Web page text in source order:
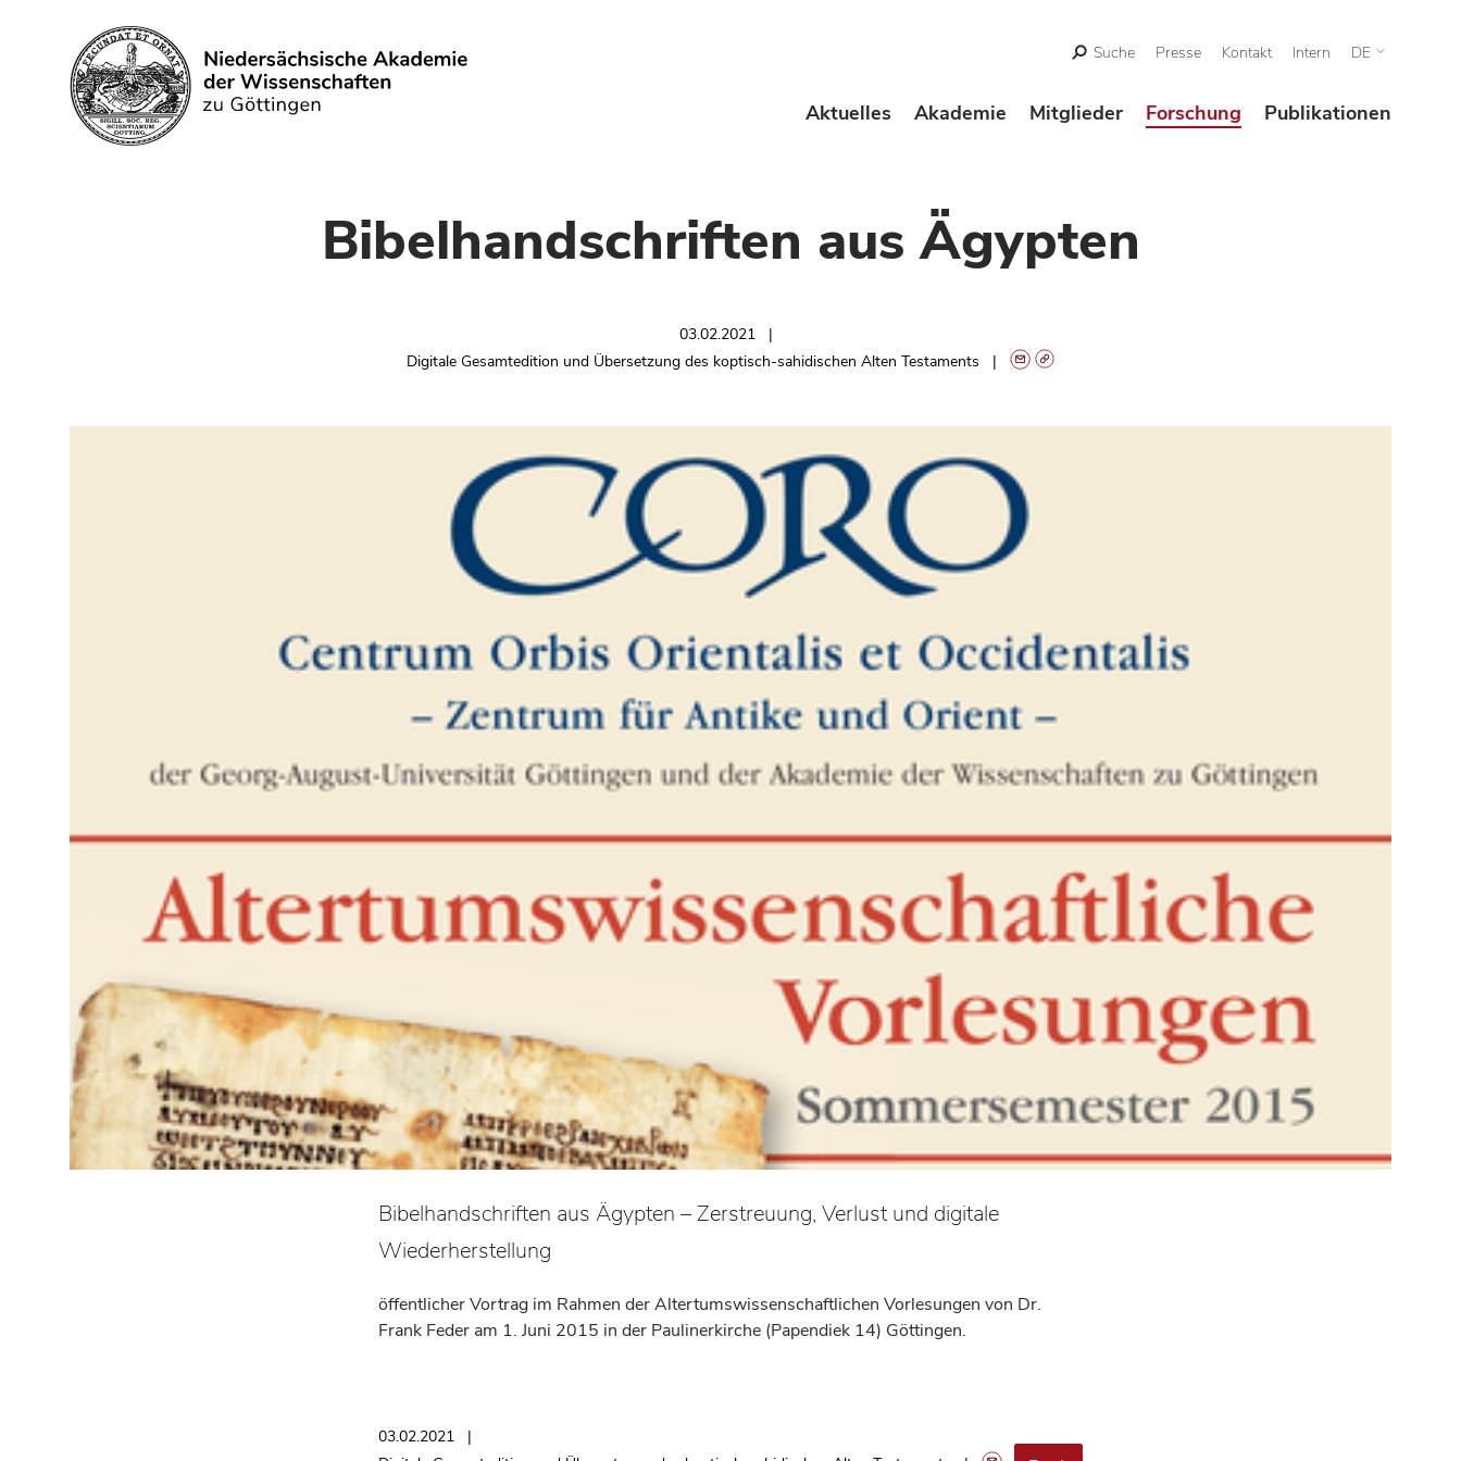
Suchen
Suche Presse Kontakt Intern DE
Aktuelles Akademie Mitglieder Forschung Publikationen
Bibelhandschriften aus Ägypten
03.02.2021
Digitale Gesamtedition und Übersetzung des koptisch-sahidischen Alten Testaments
Bibelhandschriften aus Ägypten – Zerstreuung, Verlust und digitale
Wiederherstellung
öffentlicher Vortrag im Rahmen der Altertumswissenschaftlichen Vorlesungen von Dr.
Frank Feder am 1. Juni 2015 in der Paulinerkirche (Papendiek 14) Göttingen.
03.02.2021